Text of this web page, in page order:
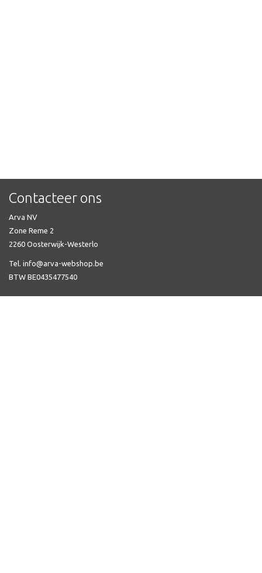
Contacteer ons
Arva NV
Zone Reme 2
2260 Oosterwijk-Westerlo
Tel. info@arva-webshop.be
BTW BE0435477540